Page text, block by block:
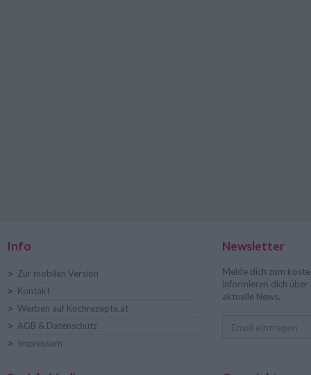
Info
> Zur mobilen Version
> Kontakt
> Werben auf Kochrezepte.at
> AGB & Datenschutz
> Impressum
Newsletter
Melde dich zum
informieren dich über
aktuelle News.